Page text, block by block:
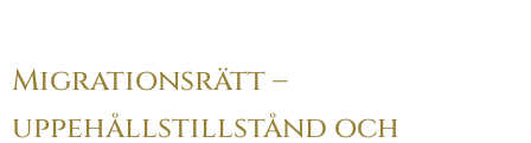
Migrationsrätt –
uppehållstillstånd och